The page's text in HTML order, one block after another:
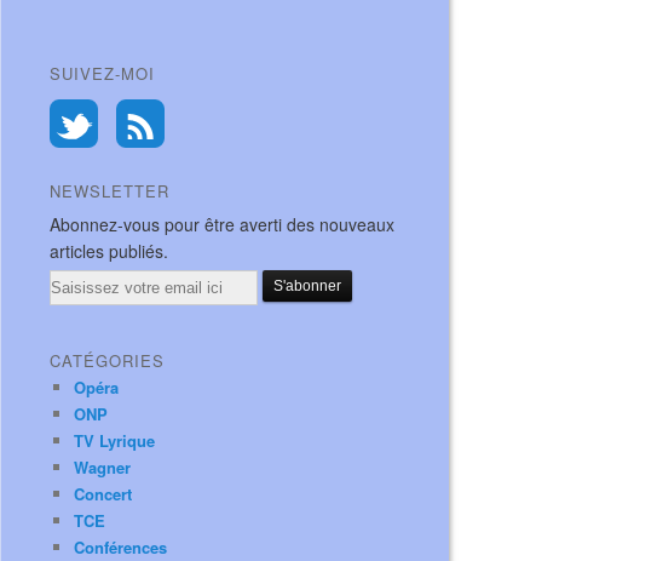
SUIVEZ-MOI
NEWSLETTER
Abonnez-vous pour être averti des nouveaux
articles publiés.
Email
CATÉGORIES
Opéra
ONP
TV Lyrique
Wagner
Concert
TCE
Conférences